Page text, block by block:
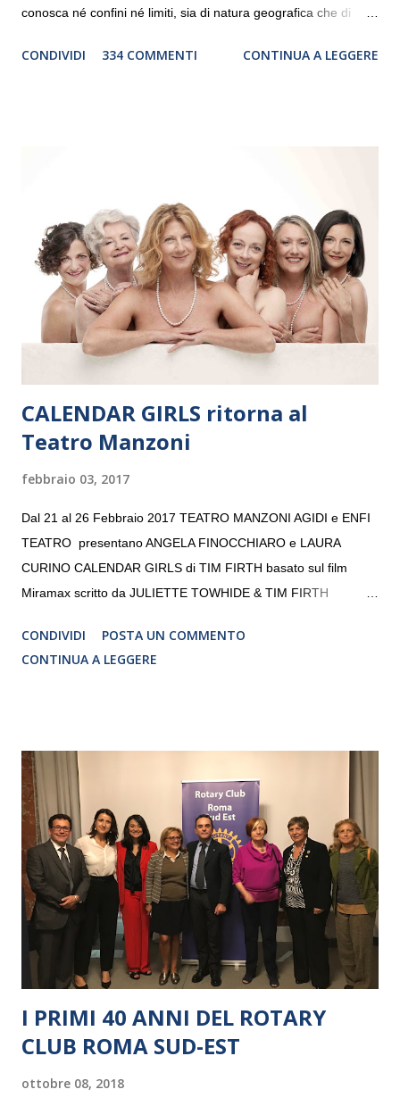
conosca né confini né limiti, sia di natura geografica che di
debutterà il 10 settembre a Heiden, in Germania, e toccherà, in
“Settembre dell’Accademia” dove si esibirà per il secondo anno
consecutivo. Il pubblico milanese avrà il piacere di applaudire i
giovani artisti della Baltic Sea Youth Philharmonic per la quarta
volta. L’orchestra, fondata nel 2008 da Kristjan Järvi (affiancato
da un prestigioso consiglio di consulent...
CONDIVIDI 334 COMMENTI CONTINUA A LEGGERE
CALENDAR GIRLS ritorna al
Teatro Manzoni
febbraio 03, 2017
Dal 21 al 26 Febbraio 2017 TEATRO MANZONI AGIDI e ENFI
TEATRO presentano ANGELA FINOCCHIARO e LAURA
CURINO CALENDAR GIRLS di TIM FIRTH basato sul film
Miramax scritto da JULIETTE TOWHIDE & TIM FIRTH
CRISTINA PEZZOLI
CONDIVIDI
POSTA UN COMMENTO
CONTINUA A LEGGERE
I PRIMI 40 ANNI DEL ROTARY
CLUB ROMA SUD-EST
ottobre 08, 2018